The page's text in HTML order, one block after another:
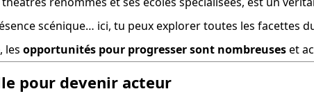
scénique… ici, tu peux explorer toutes les facettes
, les opportunités pour progresser sont nombreuses et
pour devenir acteur